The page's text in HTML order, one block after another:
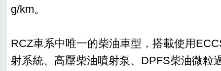
g/km。
RCZ車系中唯一的柴油車型，搭載使用
射系統、高壓柴油噴射泵、DPFS柴油微粒